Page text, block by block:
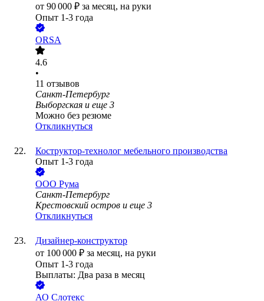
от 90 000 ₽ за месяц, на руки
Опыт 1-3 года
ORSA
4.6
•
11 отзывов
Санкт-Петербург
Выборгская и еще 3
Можно без резюме
Откликнуться
Коструктор-технолог мебельного производства
Опыт 1-3 года
ООО Рума
Санкт-Петербург
Крестовский остров и еще 3
Откликнуться
Дизайнер-конструктор
от 100 000 ₽ за месяц, на руки
Опыт 1-3 года
Выплаты: Два раза в месяц
АО Слотекс